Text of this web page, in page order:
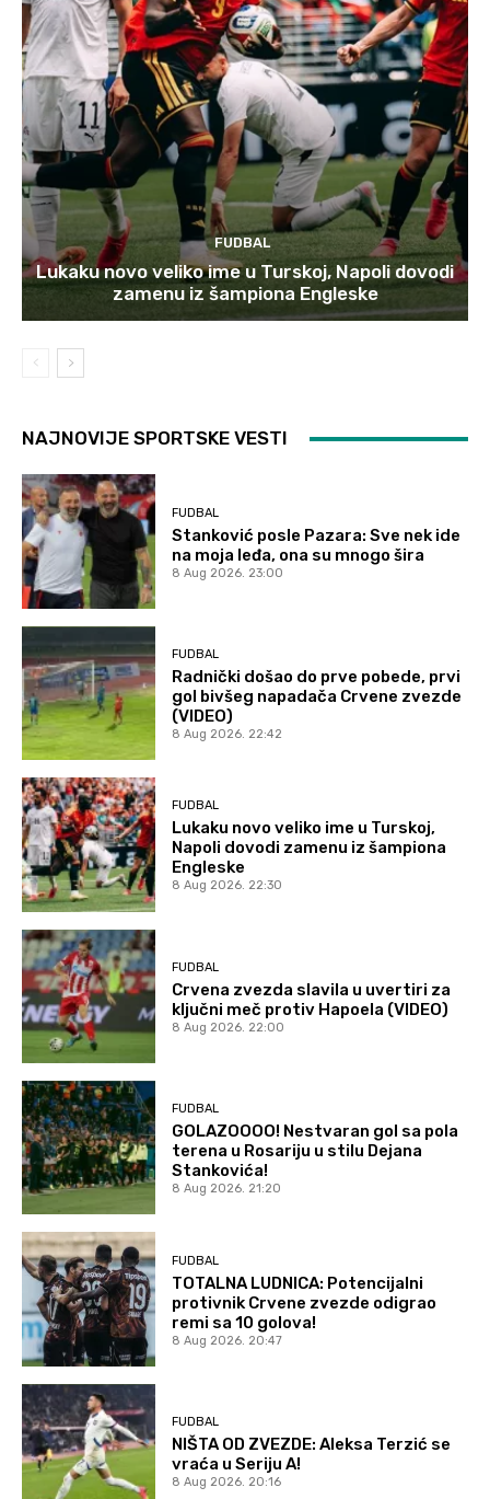
FUDBAL
Lukaku novo veliko ime u Turskoj, Napoli dovodi
zamenu iz šampiona Engleske
NAJNOVIJE SPORTSKE VESTI
FUDBAL
Stanković posle Pazara: Sve nek ide
na moja leđa, ona su mnogo šira
8 Aug 2026. 23:00
FUDBAL
Radnički došao do prve pobede, prvi
gol bivšeg napadača Crvene zvezde
(VIDEO)
8 Aug 2026. 22:42
FUDBAL
Lukaku novo veliko ime u Turskoj,
Napoli dovodi zamenu iz šampiona
Engleske
8 Aug 2026. 22:30
FUDBAL
Crvena zvezda slavila u uvertiri za
ključni meč protiv Hapoela (VIDEO)
8 Aug 2026. 22:00
FUDBAL
GOLAZOOOO! Nestvaran gol sa pola
terena u Rosariju u stilu Dejana
Stankovića!
8 Aug 2026. 21:20
FUDBAL
TOTALNA LUDNICA: Potencijalni
protivnik Crvene zvezde odigrao
remi sa 10 golova!
8 Aug 2026. 20:47
FUDBAL
NIŠTA OD ZVEZDE: Aleksa Terzić se
vraća u Seriju A!
8 Aug 2026. 20:16